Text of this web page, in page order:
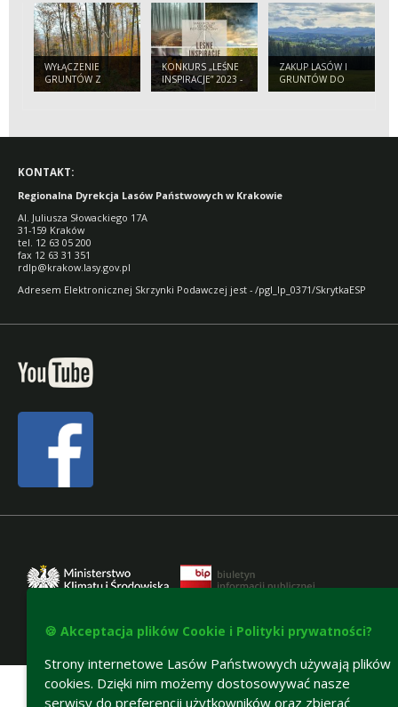
WYŁĄCZENIE
GRUNTÓW Z
PRODUKCJI LEŚNEJ
KONKURS „LEŚNE
INSPIRACJE” 2023 -
ZAPRASZAMY!
ZAKUP LASÓW I
GRUNTÓW DO
ZALESIEŃ
KONTAKT:
Regionalna Dyrekcja Lasów Państwowych w Krakowie
Al. Juliusza Słowackiego 17A
31-159 Kraków
tel. 12 63 05 200
fax 12 63 31 351
rdlp@krakow.lasy.gov.pl
Adresem Elektronicznej Skrzynki Podawczej jest - /pgl_lp_0371/SkrytkaESP
🍪 Akceptacja plików Cookie i Polityki prywatności?
Strony internetowe Lasów Państwowych używają plików
cookies. Dzięki nim możemy dostosowywać nasze
serwisy do preferencji użytkowników oraz zbierać